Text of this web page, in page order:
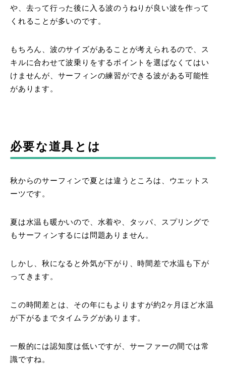
や、去って行った後に入る波のうねりが良い波を作って
くれることが多いのです。
もちろん、波のサイズがあることが考えられるので、ス
キルに合わせて波乗りをするポイントを選ばなくてはい
けませんが、サーフィンの練習ができる波がある可能性
があります。
必要な道具とは
秋からのサーフィンで夏とは違うところは、ウエットス
ーツです。
夏は水温も暖かいので、水着や、タッパ、スプリングで
もサーフィンするには問題ありません。
しかし、秋になると外気が下がり、時間差で水温も下が
ってきます。
この時間差とは、その年にもよりますが約2ヶ月ほど水温
が下がるまでタイムラグがあります。
一般的には認知度は低いですが、サーファーの間では常
識ですね。